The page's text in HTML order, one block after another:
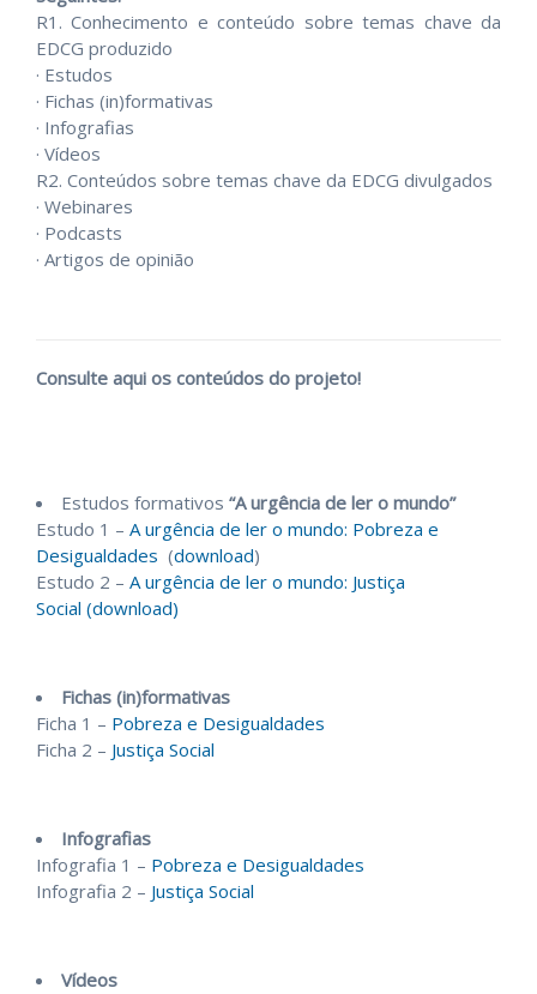
R1. Conhecimento e conteúdo sobre temas chave da
EDCG produzido
· Estudos
· Fichas (in)formativas
· Infografias
· Vídeos
R2. Conteúdos sobre temas chave da EDCG divulgados
· Webinares
· Podcasts
· Artigos de opinião
Consulte aqui os conteúdos do projeto!
Estudos formativos “A urgência de ler o mundo”
Estudo 1 – A urgência de ler o mundo: Pobreza e
Desigualdades (download)
Estudo 2 – A urgência de ler o mundo: Justiça
Social (download)
Fichas (in)formativas
Ficha 1 – Pobreza e Desigualdades
Ficha 2 – Justiça Social
Infografias
Infografia 1 – Pobreza e Desigualdades
Infografia 2 – Justiça Social
Vídeos